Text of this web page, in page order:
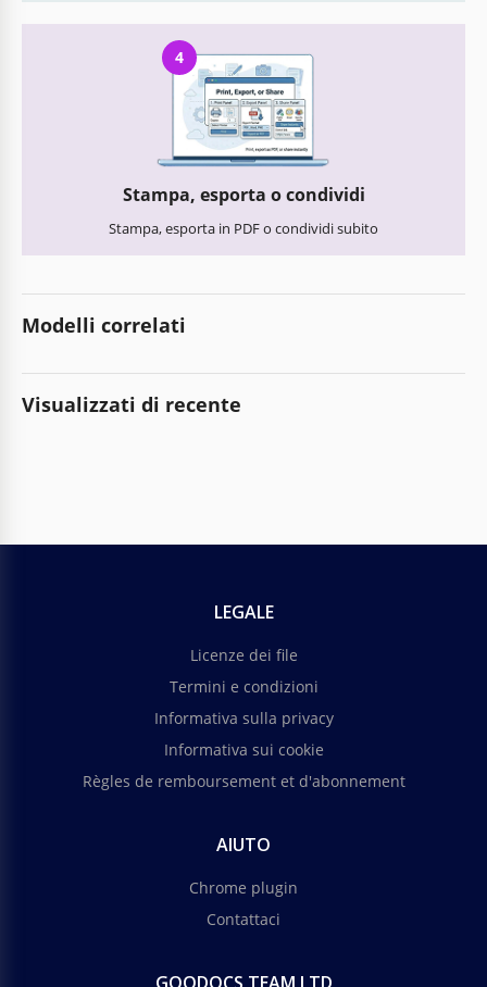
4
Stampa, esporta o condividi
Stampa, esporta in PDF o condividi subito
Modelli correlati
Visualizzati di recente
LEGALE
Licenze dei file
Termini e condizioni
Informativa sulla privacy
Informativa sui cookie
Règles de remboursement et d'abonnement
AIUTO
Chrome plugin
Contattaci